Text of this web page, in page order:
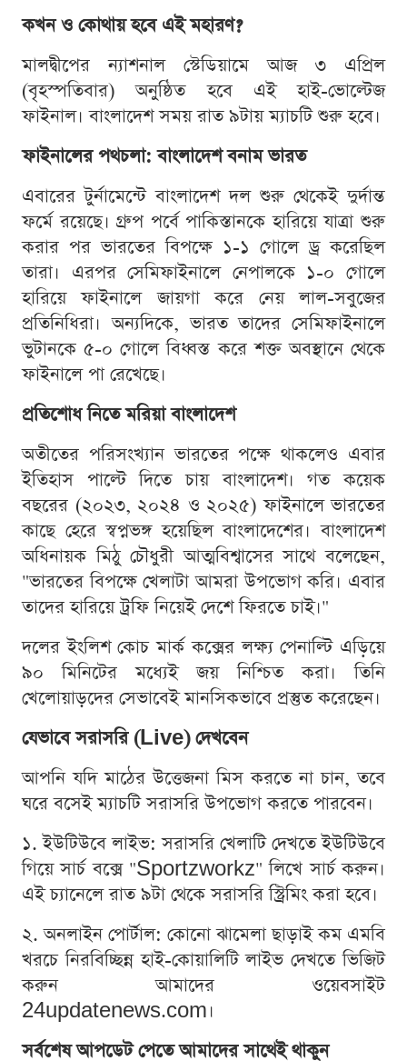
কখন ও কোথায় হবে এই মহারণ?
মালদ্বীপের ন্যাশনাল স্টেডিয়ামে আজ ৩ এপ্রিল
(বৃহস্পতিবার) অনুষ্ঠিত হবে এই হাই-ভোল্টেজ
ফাইনাল। বাংলাদেশ সময় রাত ৯টায় ম্যাচটি শুরু হবে।
ফাইনালের পথচলা: বাংলাদেশ বনাম ভারত
এবারের টুর্নামেন্টে বাংলাদেশ দল শুরু থেকেই দুর্দান্ত
ফর্মে রয়েছে। গ্রুপ পর্বে পাকিস্তানকে হারিয়ে যাত্রা শুরু
করার পর ভারতের বিপক্ষে ১-১ গোলে ড্র করেছিল
তারা। এরপর সেমিফাইনালে নেপালকে ১-০ গোলে
হারিয়ে ফাইনালে জায়গা করে নেয় লাল-সবুজের
প্রতিনিধিরা। অন্যদিকে, ভারত তাদের সেমিফাইনালে
ভুটানকে ৫-০ গোলে বিধ্বস্ত করে শক্ত অবস্থানে থেকে
ফাইনালে পা রেখেছে।
প্রতিশোধ নিতে মরিয়া বাংলাদেশ
অতীতের পরিসংখ্যান ভারতের পক্ষে থাকলেও এবার
ইতিহাস পাল্টে দিতে চায় বাংলাদেশ। গত কয়েক
বছরের (২০২৩, ২০২৪ ও ২০২৫) ফাইনালে ভারতের
কাছে হেরে স্বপ্নভঙ্গ হয়েছিল বাংলাদেশের। বাংলাদেশ
অধিনায়ক মিঠু চৌধুরী আত্মবিশ্বাসের সাথে বলেছেন,
"ভারতের বিপক্ষে খেলাটা আমরা উপভোগ করি। এবার
তাদের হারিয়ে ট্রফি নিয়েই দেশে ফিরতে চাই।"
দলের ইংলিশ কোচ মার্ক কক্সের লক্ষ্য পেনাল্টি এড়িয়ে
৯০ মিনিটের মধ্যেই জয় নিশ্চিত করা। তিনি
খেলোয়াড়দের সেভাবেই মানসিকভাবে প্রস্তুত করেছেন।
যেভাবে সরাসরি (Live) দেখবেন
আপনি যদি মাঠের উত্তেজনা মিস করতে না চান, তবে
ঘরে বসেই ম্যাচটি সরাসরি উপভোগ করতে পারবেন।
১. ইউটিউবে লাইভ: সরাসরি খেলাটি দেখতে ইউটিউবে
গিয়ে সার্চ বক্সে "Sportzworkz" লিখে সার্চ করুন।
এই চ্যানেলে রাত ৯টা থেকে সরাসরি স্ট্রিমিং করা হবে।
২. অনলাইন পোর্টাল: কোনো ঝামেলা ছাড়াই কম এমবি
খরচে নিরবিচ্ছিন্ন হাই-কোয়ালিটি লাইভ দেখতে ভিজিট
করুন আমাদের ওয়েবসাইট
24updatenews.com।
সর্বশেষ আপডেট পেতে আমাদের সাথেই থাকুন